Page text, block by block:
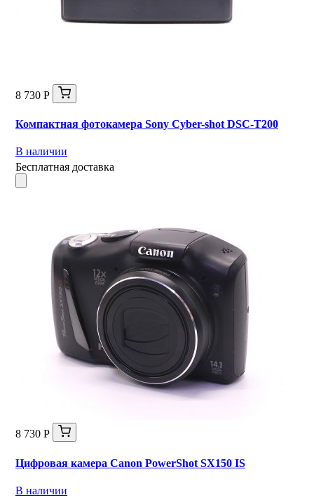
8 730 Р
Компактная фотокамера Sony Cyber-shot DSC-T200
В наличии
Бесплатная доставка
8 730 Р
Цифровая камера Canon PowerShot SX150 IS
В наличии